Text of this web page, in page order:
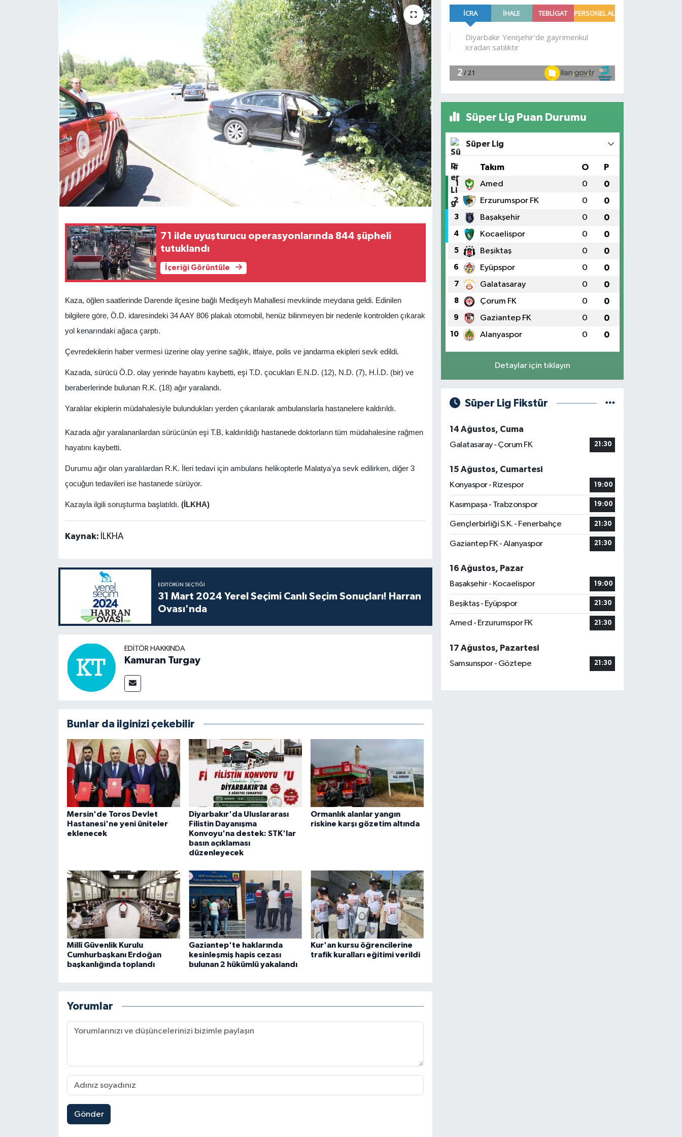
71 ilde uyuşturucu operasyonlarında 844 şüpheli
tutuklandı
İçeriği Görüntüle
Kaza, öğlen saatlerinde Darende ilçesine bağlı Medişeyh Mahallesi mevkiinde meydana geldi. Edinilen
bilgilere göre, Ö.D. idaresindeki 34 AAY 806 plakalı otomobil, henüz bilinmeyen bir nedenle kontrolden çıkarak
yol kenarındaki ağaca çarptı.
Çevredekilerin haber vermesi üzerine olay yerine sağlık, itfaiye, polis ve jandarma ekipleri sevk edildi.
Kazada, sürücü Ö.D. olay yerinde hayatını kaybetti, eşi T.D. çocukları E.N.D. (12), N.D. (7), H.İ.D. (bir) ve
beraberlerinde bulunan R.K. (18) ağır yaralandı.
Yaralılar ekiplerin müdahalesiyle bulundukları yerden çıkarılarak ambulanslarla hastanelere kaldırıldı.
Kazada ağır yaralananlardan sürücünün eşi T.B, kaldırıldığı hastanede doktorların tüm müdahalesine rağmen
hayatını kaybetti.
Durumu ağır olan yaralılardan R.K. İleri tedavi için ambulans helikopterle Malatya'ya sevk edilirken, diğer 3
çocuğun tedavileri ise hastanede sürüyor.
Kazayla ilgili soruşturma başlatıldı. (İLKHA)
Kaynak: İLKHA
EDITÖRÜN SEÇTIĞI
31 Mart 2024 Yerel Seçimi Canlı Seçim Sonuçları! Harran
Ovası'nda
EDITÖR HAKKINDA
Kamuran Turgay
Bunlar da ilginizi çekebilir
Mersin'de Toros Devlet
Hastanesi'ne yeni üniteler
eklenecek
Diyarbakır'da Uluslararası
Filistin Dayanışma
Konvoyu'na destek: STK'lar
basın açıklaması
düzenleyecek
Ormanlık alanlar yangın
riskine karşı gözetim altında
Millî Güvenlik Kurulu
Cumhurbaşkanı Erdoğan
başkanlığında toplandı
Gaziantep'te haklarında
kesinleşmiş hapis cezası
bulunan 2 hükümlü yakalandı
Kur'an kursu öğrencilerine
trafik kuralları eğitimi verildi
Yorumlar
Gönder
Süper Lig Puan Durumu
Süper Lig
# Takım O P
1 Amed 0 0
2 Erzurumspor FK 0 0
3 Başakşehir 0 0
4 Kocaelispor 0 0
5 Beşiktaş 0 0
6 Eyüpspor 0 0
7 Galatasaray 0 0
8 Çorum FK 0 0
9 Gaziantep FK 0 0
10 Alanyaspor 0 0
Detaylar için tıklayın
Süper Lig Fikstür
14 Ağustos, Cuma
Galatasaray - Çorum FK
21:30
15 Ağustos, Cumartesi
Konyaspor - Rizespor
19:00
Kasımpaşa - Trabzonspor 19:00
Gençlerbirliği S.K. - Fenerbahçe 21:30
Gaziantep FK - Alanyaspor 21:30
16 Ağustos, Pazar
Başakşehir - Kocaelispor
19:00
Beşiktaş - Eyüpspor 21:30
Amed - Erzurumspor FK 21:30
17 Ağustos, Pazartesi
Samsunspor - Göztepe
21:30
Bi̇li̇m & Teknoloji̇